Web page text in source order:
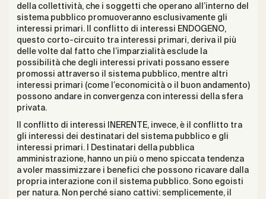
della collettività, che i soggetti che operano all’interno del
sistema pubblico promuoveranno esclusivamente gli
interessi primari. Il conflitto di interessi ENDOGENO,
questo corto-circuito tra interessi primari, deriva il più
delle volte dal fatto che l’imparzialità esclude la
possibilità che degli interessi privati possano essere
promossi attraverso il sistema pubblico, mentre altri
interessi primari (come l’economicità o il buon andamento)
possono andare in convergenza con interessi della sfera
privata.
Il conflitto di interessi INERENTE, invece, è il conflitto tra
gli interessi dei destinatari del sistema pubblico e gli
interessi primari. I Destinatari della pubblica
amministrazione, hanno un più o meno spiccata tendenza
a voler massimizzare i benefici che possono ricavare dalla
propria interazione con il sistema pubblico. Sono egoisti
per natura. Non perché siano cattivi: semplicemente, il